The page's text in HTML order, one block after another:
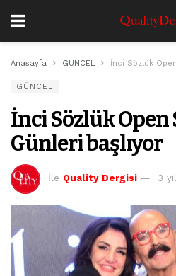
Anasayfa GÜNCEL İnci Sözlük
GÜNCEL
İnci Sözlük Open
Günleri başlıyor
İle Quality Dergisi 3